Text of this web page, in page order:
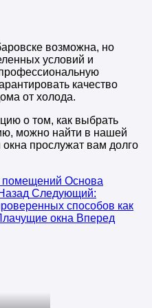
возможна, но
условий и
качество
от холода.
о том, как выбрать
можно найти в нашей
прослужат вам долго
Основа
Следующий:
способов как
окна Вперед